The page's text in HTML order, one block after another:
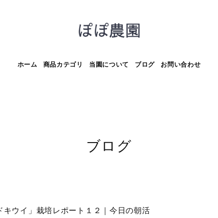
ホーム 商品カテゴリ 当園について ブログ お問い合わせ
ブログ
ウイ」栽培レポート１２｜今日の朝活